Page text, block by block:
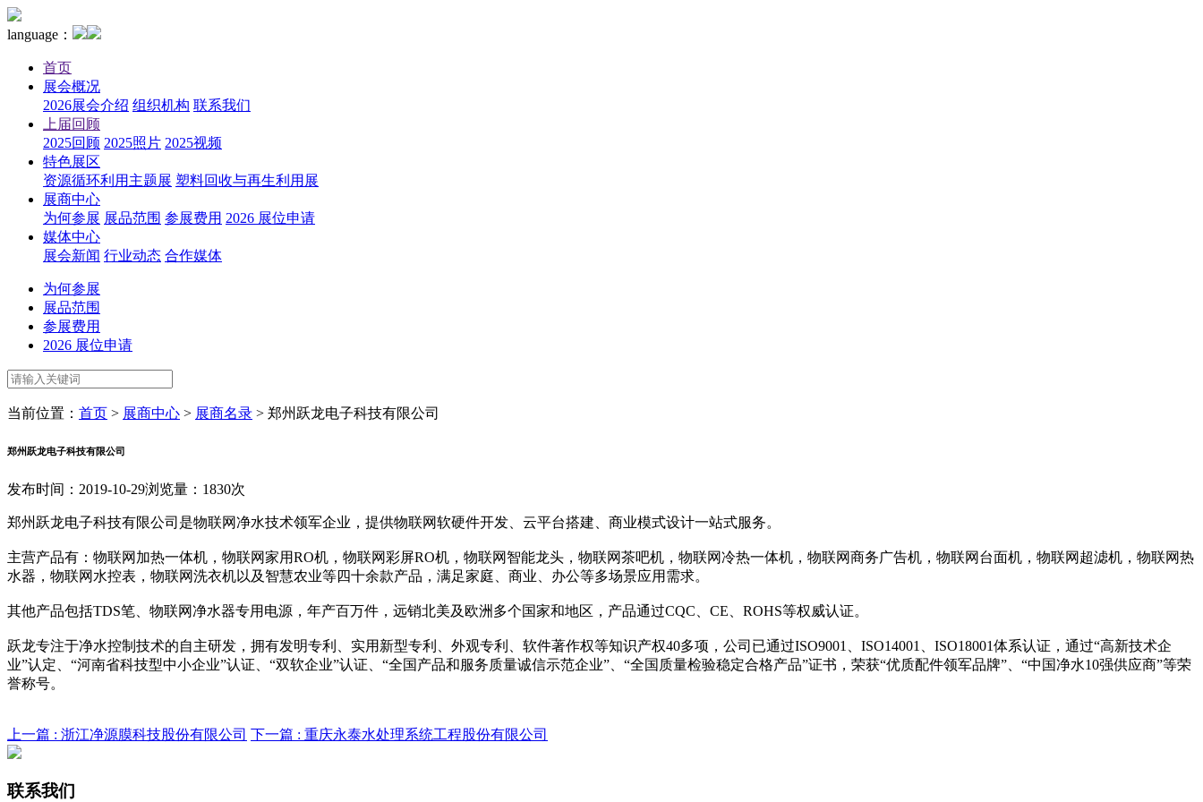
language：
首页
展会概况
2026展会介绍 组织机构 联系我们
上届回顾
2025回顾 2025照片 2025视频
特色展区
资源循环利用主题展 塑料回收与再生利用展
展商中心
为何参展 展品范围 参展费用 2026 展位申请
媒体中心
展会新闻 行业动态 合作媒体
为何参展
展品范围
参展费用
2026 展位申请
当前位置： 首页 > 展商中心 > 展商名录 > 郑州跃龙电子科技有限公司
郑州跃龙电子科技有限公司
发布时间：2019-10-29浏览量：1830次
郑州跃龙电子科技有限公司是物联网净水技术领军企业，提供物联网软硬件开发、云平台搭建、商业模式设计一站式服务。
主营产品有：物联网加热一体机，物联网家用RO机，物联网彩屏RO机，物联网智能龙头，物联网茶吧机，物联网冷热一体机，物联网商务广告机，物联网台面机，物联网超滤机，物联网热
水器，物联网水控表，物联网洗衣机以及智慧农业等四十余款产品，满足家庭、商业、办公等多场景应用需求。
其他产品包括TDS笔、物联网净水器专用电源，年产百万件，远销北美及欧洲多个国家和地区，产品通过CQC、CE、ROHS等权威认证。
跃龙专注于净水控制技术的自主研发，拥有发明专利、实用新型专利、外观专利、软件著作权等知识产权40多项，公司已通过ISO9001、ISO14001、ISO18001体系认证，通过“高新技术企
业”认定、“河南省科技型中小企业”认证、“双软企业”认证、“全国产品和服务质量诚信示范企业”、“全国质量检验稳定合格产品”证书，荣获“优质配件领军品牌”、“中国净水10强供应商”等荣
誉称号。
上一篇 : 浙江净源膜科技股份有限公司 下一篇 : 重庆永泰水处理系统工程股份有限公司
联系我们